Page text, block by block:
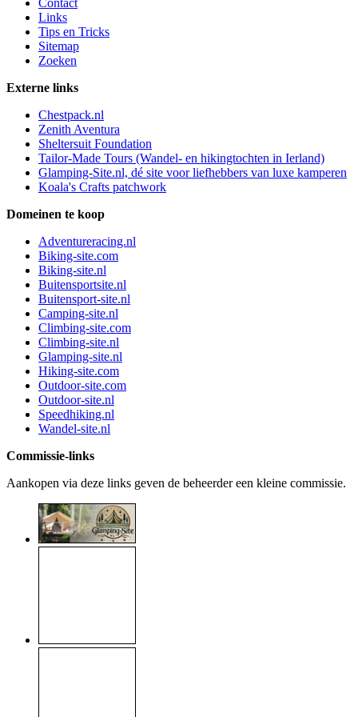
Links
Tips en Tricks
Sitemap
Zoeken
Externe links
Chestpack.nl
Zenith Aventura
Sheltersuit Foundation
Tailor-Made Tours (Wandel- en hikingtochten in Ierland)
Glamping-Site.nl, dé site voor liefhebbers van luxe kamperen
Koala's Crafts patchwork
Domeinen te koop
Adventureracing.nl
Biking-site.com
Biking-site.nl
Buitensportsite.nl
Buitensport-site.nl
Camping-site.nl
Climbing-site.com
Climbing-site.nl
Glamping-site.nl
Hiking-site.com
Outdoor-site.com
Outdoor-site.nl
Speedhiking.nl
Wandel-site.nl
Commissie-links
Aankopen via deze links geven de beheerder een kleine commissie.